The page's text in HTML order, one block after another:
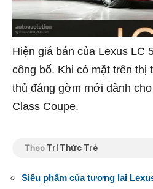
Hiện giá bán của Lexus LC
công bố. Khi có mặt trên thị
thủ đáng gờm mới dành
Class Coupe.
Theo Trí Thức Trẻ
Siêu phẩm của tương lai